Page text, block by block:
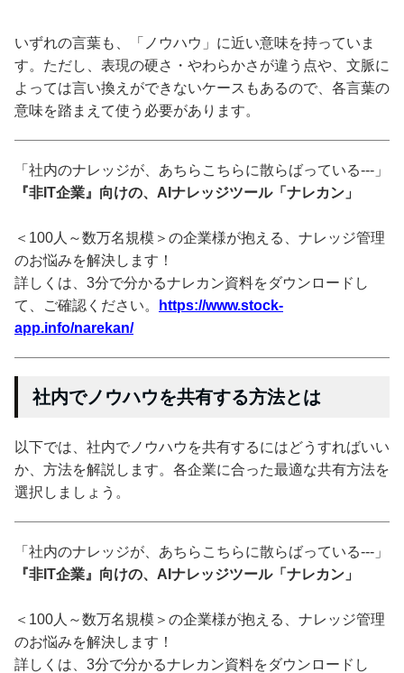
いずれの言葉も、「ノウハウ」に近い意味を持っていま
す。ただし、表現の硬さ・やわらかさが違う点や、文脈に
よっては言い換えができないケースもあるので、各言葉の
意味を踏まえて使う必要があります。
「社内のナレッジが、あちらこちらに散らばっている---」
『非IT企業』向けの、AIナレッジツール「ナレカン」
＜100人～数万名規模＞の企業様が抱える、ナレッジ管理
のお悩みを解決します！
詳しくは、3分で分かるナレカン資料をダウンロードし
て、ご確認ください。
https://www.stock-
app.info/narekan/
社内でノウハウを共有する方法とは
以下では、社内でノウハウを共有するにはどうすればいい
か、方法を解説します。各企業に合った最適な共有方法を
選択しましょう。
「社内のナレッジが、あちらこちらに散らばっている---」
『非IT企業』向けの、AIナレッジツール「ナレカン」
＜100人～数万名規模＞の企業様が抱える、ナレッジ管理
のお悩みを解決します！
詳しくは、3分で分かるナレカン資料をダウンロードし